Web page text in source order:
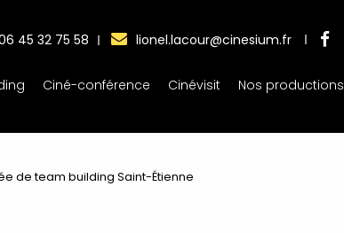
45 32 75 58 lionel.lacour@cinesium.fr
Ciné-conférence Cinévisit Nos productions
de team building Saint-Étienne